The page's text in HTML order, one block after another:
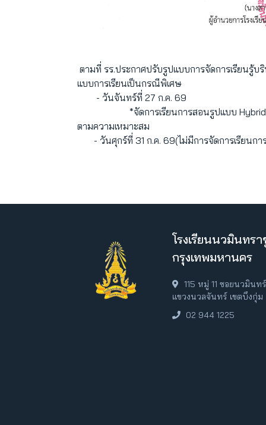
ตามที่ รร.ประกาศปรับรูปแบบการจัดการเรียนรู้
แบบการเรียนเป็นกรณีพิเศษ
- วันจันทร์ที่ 27 ก.ค. 69
*จัดการเรียนการสอนรูปแบบ Hybrid*ตาม
ตามความเหมาะสม
- วันศุกร์ที่ 31 ก.ค. 69(ไม่มีการจัดการเรียนกา
โรงเรียนนวมินทร
กรุงเทพมหานคร
115 หมู่ 11 ซอยนวมิน
แขวงนวลจันทร์ เขตบึงกุ่
02 944 1225